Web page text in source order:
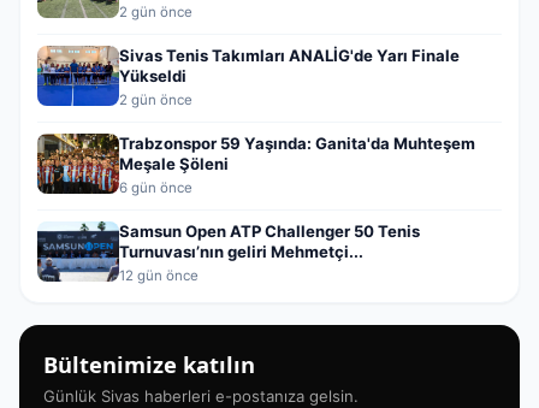
2 gün önce
Sivas Tenis Takımları ANALİG'de Yarı Finale
Yükseldi
2 gün önce
Trabzonspor 59 Yaşında: Ganita'da Muhteşem
Meşale Şöleni
6 gün önce
Samsun Open ATP Challenger 50 Tenis
Turnuvası’nın geliri Mehmetçi...
12 gün önce
Bültenimize katılın
Günlük Sivas haberleri e-postanıza gelsin.